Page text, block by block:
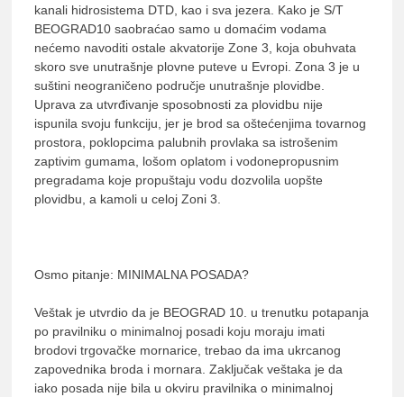
kanali hidrosistema DTD, kao i sva jezera. Kako je S/T
BEOGRAD10 saobraćao samo u domaćim vodama
nećemo navoditi ostale akvatorije Zone 3, koja obuhvata
skoro sve unutrašnje plovne puteve u Evropi. Zona 3 je u
suštini neograničeno područje unutrašnje plovidbe.
Uprava za utvrđivanje sposobnosti za plovidbu nije
ispunila svoju funkciju, jer je brod sa oštećenjima tovarnog
prostora, poklopcima palubnih provlaka sa istrošenim
zaptivim gumama, lošom oplatom i vodonepropusnim
pregradama koje propuštaju vodu dozvolila uopšte
plovidbu, a kamoli u celoj Zoni 3.
Osmo pitanje: MINIMALNA POSADA?
Veštak je utvrdio da je BEOGRAD 10. u trenutku potapanja
po pravilniku o minimalnoj posadi koju moraju imati
brodovi trgovačke mornarice, trebao da ima ukrcanog
zapovednika broda i mornara. Zaključak veštaka je da
iako posada nije bila u okviru pravilnika o minimalnoj